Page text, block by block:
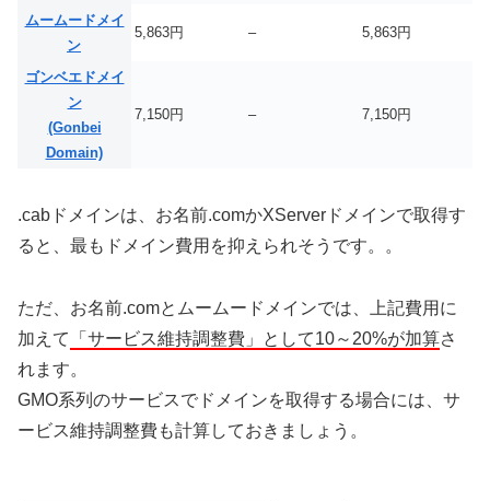
ムームードメイ
ン
5,863円 – 5,863円
ゴンベエドメイ
ン
(Gonbei
Domain)
7,150円 – 7,150円
.cabドメインは、お名前.comかXServerドメインで取得す
ると、最もドメイン費用を抑えられそうです。。
ただ、お名前.comとムームードメインでは、上記費用に
加えて
「サービス維持調整費」として10～20%が加算さ
れます。
GMO系列のサービスでドメインを取得する場合には、サ
ービス維持調整費も計算しておきましょう。